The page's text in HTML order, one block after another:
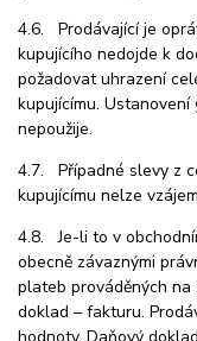
4.6. Prodávající je
kupujícího nedojde k
požadovat uhrazení
kupujícímu.
nepoužije.
4.7. Případné slevy z
kupujícímu nelze
4.8. Je-li to v
obecně závaznými
plateb prováděných na
doklad – fakturu.
hodnoty. Daňový